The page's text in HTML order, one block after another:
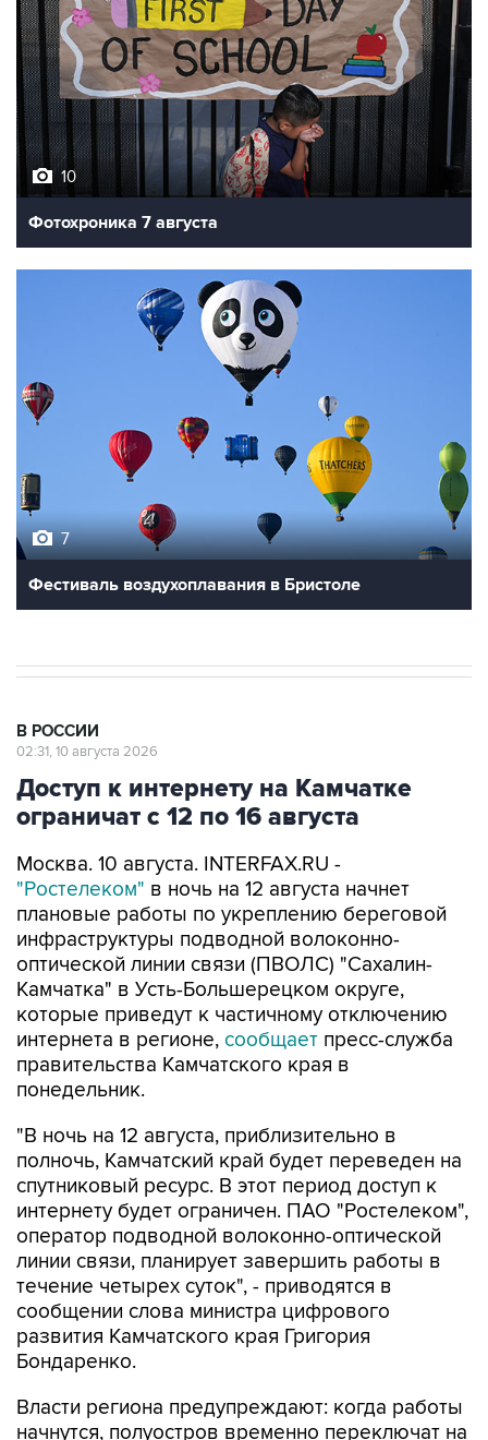
10
Фотохроника 7 августа
7
Фестиваль воздухоплавания в Бристоле
В РОССИИ
02:31, 10 августа 2026
Доступ к интернету на Камчатке
ограничат с 12 по 16 августа
Москва. 10 августа. INTERFAX.RU -
"Ростелеком" в ночь на 12 августа начнет
плановые работы по укреплению береговой
инфраструктуры подводной волоконно-
оптической линии связи (ПВОЛС) "Сахалин-
Камчатка" в Усть-Большерецком округе,
которые приведут к частичному отключению
интернета в регионе, сообщает пресс-служба
правительства Камчатского края в
понедельник.
"В ночь на 12 августа, приблизительно в
полночь, Камчатский край будет переведен на
спутниковый ресурс. В этот период доступ к
интернету будет ограничен. ПАО "Ростелеком",
оператор подводной волоконно-оптической
линии связи, планирует завершить работы в
течение четырех суток", - приводятся в
сообщении слова министра цифрового
развития Камчатского края Григория
Бондаренко.
Власти региона предупреждают: когда работы
начнутся, полуостров временно переключат на